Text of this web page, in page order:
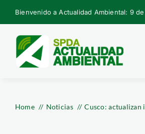
Skip
to
content
Bienvenido a Actualidad Ambiental: 9
Home Noticias Cusco: